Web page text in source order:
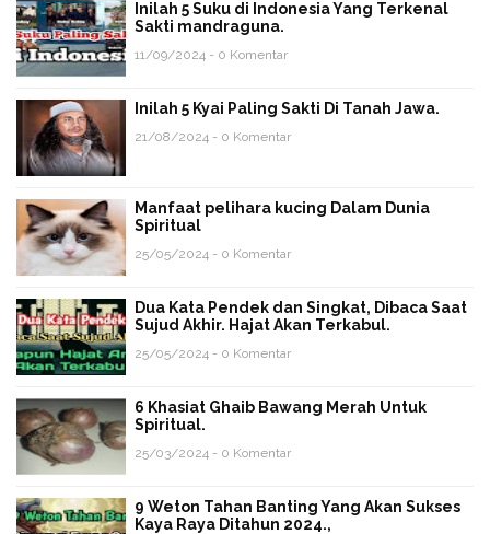
Inilah 5 Suku di Indonesia Yang Terkenal
Sakti mandraguna.
11/09/2024 - 0 Komentar
Inilah 5 Kyai Paling Sakti Di Tanah Jawa.
21/08/2024 - 0 Komentar
Manfaat pelihara kucing Dalam Dunia
Spiritual
25/05/2024 - 0 Komentar
Dua Kata Pendek dan Singkat, Dibaca Saat
Sujud Akhir. Hajat Akan Terkabul.
25/05/2024 - 0 Komentar
6 Khasiat Ghaib Bawang Merah Untuk
Spiritual.
25/03/2024 - 0 Komentar
9 Weton Tahan Banting Yang Akan Sukses
Kaya Raya Ditahun 2024.,